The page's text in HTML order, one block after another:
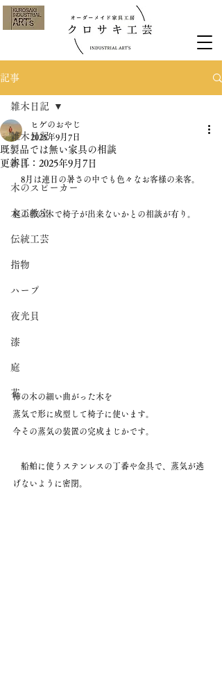
記事
雑木日記
木工
木のスピーカー
木工教室
伝統工芸
指物
ハープ
夜光貝
漆
庭
花
雑木日記
既製品では無い家具の相談
ヒゲのおやじ
2025年9月7日
更新日： 2025年9月7日
8月は連日の暑さの中でも色々なお客様の来客。
庭の柿の木で椅子が出来ないかとの相談が有り。
柿の木の細い曲がった木を
蒸気で形に成型して椅子に使います。
今その蒸気の装置の完成まじかです。
船舶に使うステンレスの丁番や金具で、蒸気が逃
げないように密閉。